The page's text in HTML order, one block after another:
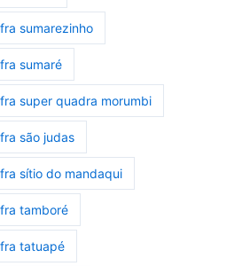
sumarezinho
sumaré
super quadra morumbi
são judas
sítio do mandaqui
tamboré
tatuapé